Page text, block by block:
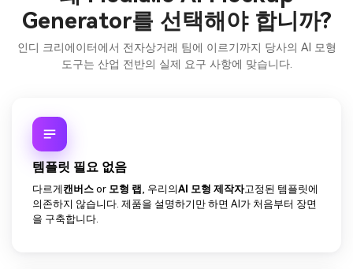
Generator를 선택해야 합니까?
인디 크리에이터에서 전자상거래 팀에 이르기까지 당사의 AI 모형
도구는 산업 전반의 실제 요구 사항에 맞습니다.
템플릿 필요 없음
다르게 캔버스 or 모형 랩 , 우리의AI 모형 제작자고정된 템플릿에
의존하지 않습니다. 제품을 설명하기만 하면 AI가 처음부터 장면
을 구축합니다.